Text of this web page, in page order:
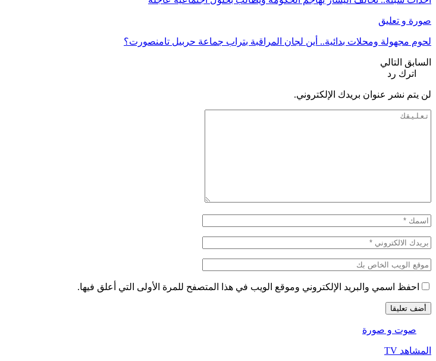
صورة و تعليق
لحوم مجهولة ومحلات بدائية.. أين لجان المراقبة بتراب جماعة حربيل تامنصورت؟
السابق التالي
اترك رد
لن يتم نشر عنوان بريدك الإلكتروني.
احفظ اسمي والبريد الإلكتروني وموقع الويب في هذا المتصفح للمرة الأولى التي أعلق فيها.
صوت و صورة
المشاهد TV